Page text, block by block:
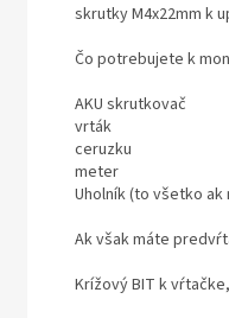
skrutky M4x22mm k
Čo potrebujete k
AKU skrutkovač
vrták
ceruzku
meter
Uholník (to všetko
Ak však máte
Krížový BIT k